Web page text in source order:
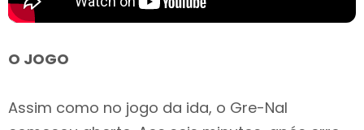
O JOGO
Assim como no jogo da ida, o Gre-Nal